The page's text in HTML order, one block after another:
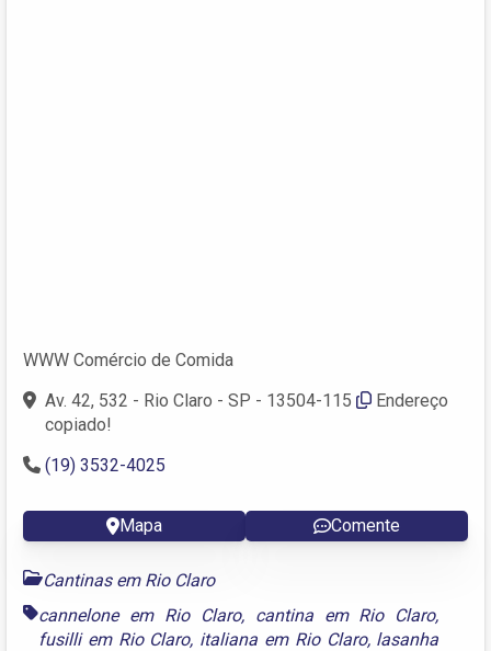
WWW Comércio de Comida
Av. 42, 532 - Rio Claro - SP - 13504-115
Endereço
copiado!
(19) 3532-4025
Mapa Comente
Cantinas em Rio Claro
cannelone em Rio Claro, cantina em Rio Claro,
fusilli em Rio Claro, italiana em Rio Claro, lasanha